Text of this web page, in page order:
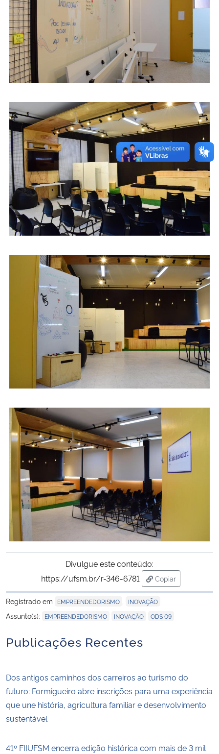
Divulgue este conteúdo:
https://ufsm.br/r-346-6781
Copiar
para área de
Registrado em
EMPREENDEDORISMO INOVAÇÃO
Assunto(s): EMPREENDEDORISMO INOVAÇÃO ODS 09
Publicações Recentes
Dos antigos caminhos dos carreiros ao turismo do
futuro: Formigueiro abre inscrições para uma experiência
que une história, agricultura familiar e desenvolvimento
sustentável
41º FIIUFSM encerra edição histórica com mais de 3 mil